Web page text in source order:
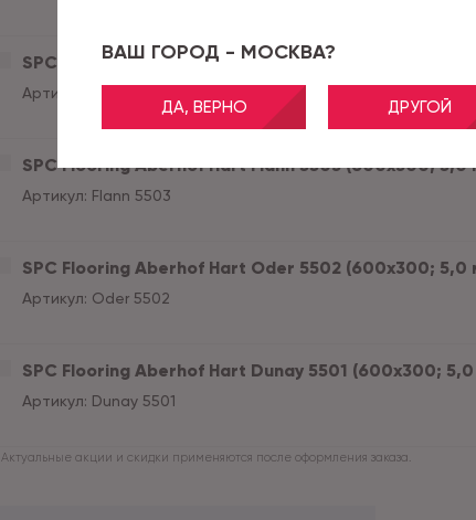
ВАШ ГОРОД - МОСКВА?
ДА, ВЕРНО ДРУГОЙ
SPC Flooring Aberhof Hart Shanter 5504 (600х300;
Артикул:
SPC Flooring Aberhof Hart Flann 5503 (600х300; 5,0
Артикул: Flann 5503
SPC Flooring Aberhof Hart Oder 5502 (600х300; 5,0
Артикул: Oder 5502
SPC Flooring Aberhof Hart Dunay 5501 (600х300;
Артикул: Dunay 5501
Актуальные акции и скидки применяются после оформления заказа.